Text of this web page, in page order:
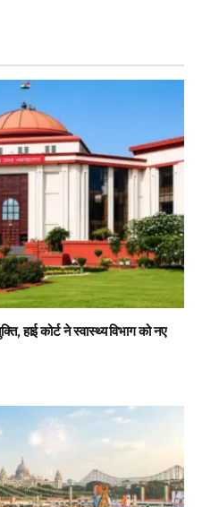
हाई कोर्ट ने स्वास्थ्य विभाग को नए